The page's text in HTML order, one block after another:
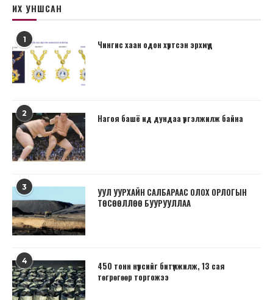
ИХ УНШСАН
1 Чингис хаан одон хүртсэн эрхмүүд
2 Нагоя башё ид дундаа үргэлжилж байна
3
УУЛ УУРХАЙН САЛБАРААС ОЛОХ ОРЛОГЫН
ТӨСӨӨЛЛӨӨ БУУРУУЛЛАА
4
450 тонн нүүрсийг битүүмжилж, 13 сая
төгрөгөөр торгожээ